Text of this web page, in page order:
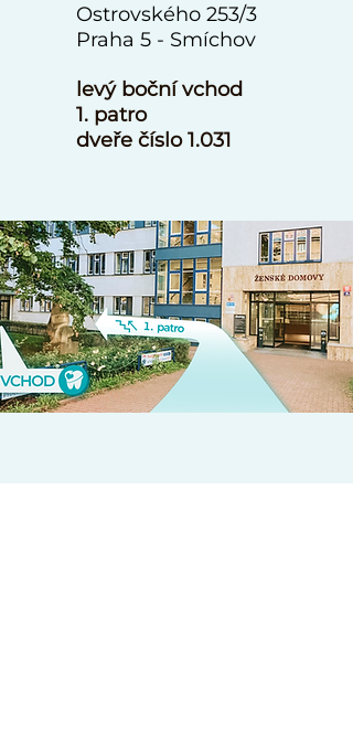
Ostrovského 253/3
Praha 5 - Smíchov
levý boční vchod
1. patro
dveře číslo 1.031